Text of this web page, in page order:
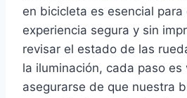
en bicicleta es esencial para
experiencia segura y sin
revisar el estado de las
la iluminación, cada paso es
asegurarse de que nuestra